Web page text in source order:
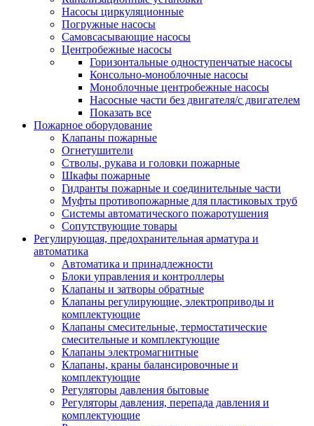
Насосы циркуляционные
Погружные насосы
Самовсасывающие насосы
Центробежные насосы
Горизонтальные одноступенчатые насосы
Консольно-моноблочные насосы
Моноблочные центробежные насосы
Насосные части без двигателя/с двигателем
Показать все
Пожарное оборудование
Клапаны пожарные
Огнетушители
Стволы, рукава и головки пожарные
Шкафы пожарные
Гидранты пожарные и соединительные части
Муфты противопожарные для пластиковых труб
Системы автоматического пожаротушения
Сопутствующие товары
Регулирующая, предохранительная арматура и
автоматика
Автоматика и принадлежности
Блоки управления и контроллеры
Клапаны и затворы обратные
Клапаны регулирующие, электроприводы и
комплектующие
Клапаны смесительные, термостатические
смесительные и комплектующие
Клапаны электромагнитные
Клапаны, краны балансировочные и
комплектующие
Регуляторы давления бытовые
Регуляторы давления, перепада давления и
комплектующие